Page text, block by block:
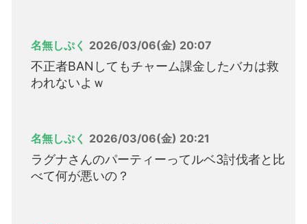
名無しぷく 2026/03/06(金) 20:07
不正者BANしてもチャーム課金したバカは救
われないよｗ
名無しぷく 2026/03/06(金) 20:21
ラグナさんのパーティーってルベ3討伐者と比
べて何が悪いの？